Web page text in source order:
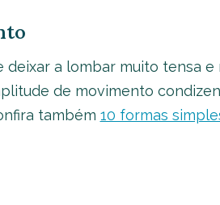
a lombar muito tensa e
de movimento
também 10 formas